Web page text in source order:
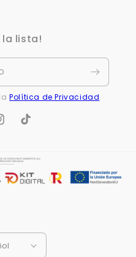
la lista!
Política de Privacidad.
TikTok